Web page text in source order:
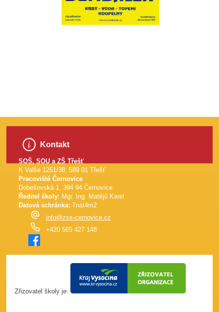
Kontakt
SOŠ, SOU a ZŠ Třešť
K Valše 1251/38, 589 01 Třešť
Pracoviště Černovice
Dobešovská 1, 394 94 Černovice
Ředitel školy: Mgr. Ing. Matějů Karel
Datová schránka: 7nat4m2
info@zss-cernovice.cz
+420 565 427 148
Zřizovatel školy je: